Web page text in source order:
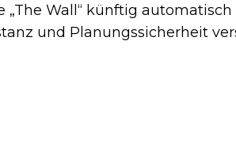
„The Wall“ künftig
und Planungssicherheit